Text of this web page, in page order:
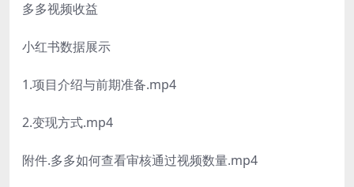
多多视频收益
小红书数据展示
1.项目介绍与前期准备.mp4
2.变现方式.mp4
附件.多多如何查看审核通过视频数量.mp4